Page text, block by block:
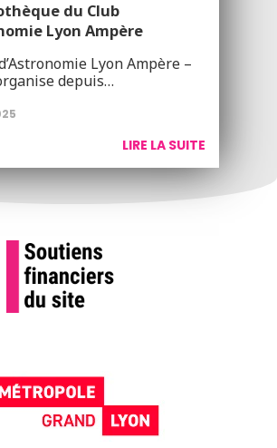
du Club
Lyon Ampère
Lyon Ampère –
depuis…
LIRE LA SUITE